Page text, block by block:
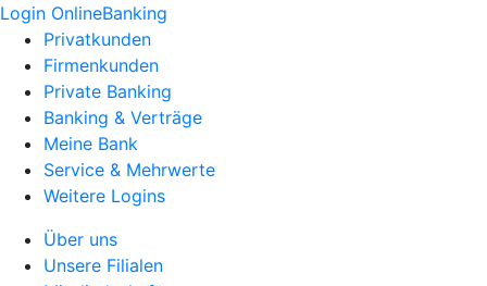
Login OnlineBanking
Privatkunden
Firmenkunden
Private Banking
Banking & Verträge
Meine Bank
Service & Mehrwerte
Weitere Logins
Über uns
Unsere Filialen